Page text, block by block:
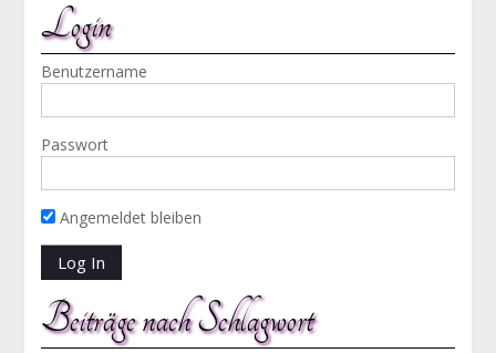
Login
Benutzername
Passwort
Angemeldet bleiben
Beiträge nach Schlagwort